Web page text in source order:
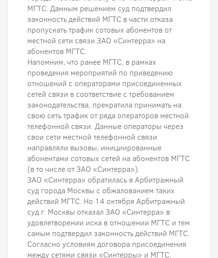
МГТС. Данным решением суд подтвердил
законность действий МГТС в части отказа
пропускать трафик сотовых абонентов от
местной сети связи ЗАО «Синтерра» на
абонентов МГТС.
Напомним, что ранее МГТС, в рамках
проведения мероприятий по приведению
отношений с операторами присоединенных
сетей связи в соответствие с требованием
законодательства, прекратила принимать на
свою сеть трафик от ряда операторов местной
телефонной связи. Данные операторы через
свои сети местной телефонной связи
направляли вызовы, инициированные
абонентами сотовых сетей на абонентов МГТС
(в то числе от ЗАО «Синтерра»).
ЗАО «Синтерра» обратилась в Арбитражный
суд города Москвы с обжалованием таких
действий МГТС. Но 14 октября Арбитражный
суд г. Москвы отказал ЗАО «Синтерра» в
удовлетворении иска в отношении МГТС и тем
самым подтвердил законность действий МГТС.
Согласно условиям договора присоединения
между сетями связи «Синтерры» и МГТС,